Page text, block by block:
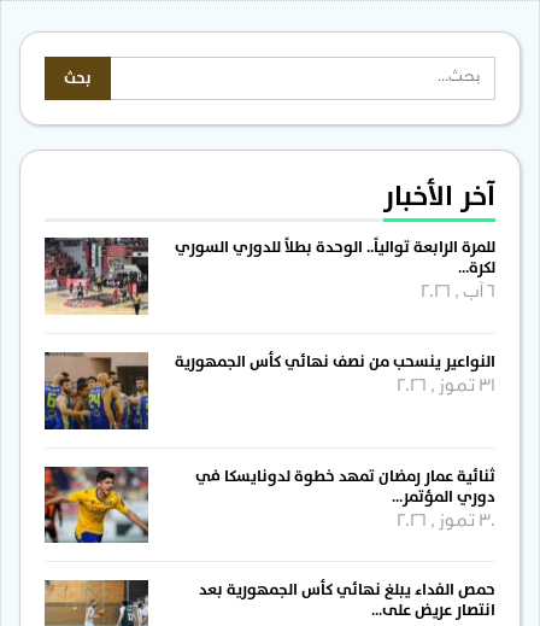
آخر الأخبار
للمرة الرابعة توالياً.. الوحدة بطلاً للدوري السوري
لكرة…
النواعير ينسحب من نصف نهائي كأس الجمهورية
31 تموز , 2026
ثنائية عمار رمضان تمهد خطوة لدونايسكا في
دوري المؤتمر…
30 تموز , 2026
حمص الفداء يبلغ نهائي كأس الجمهورية بعد
انتصار عريض على…